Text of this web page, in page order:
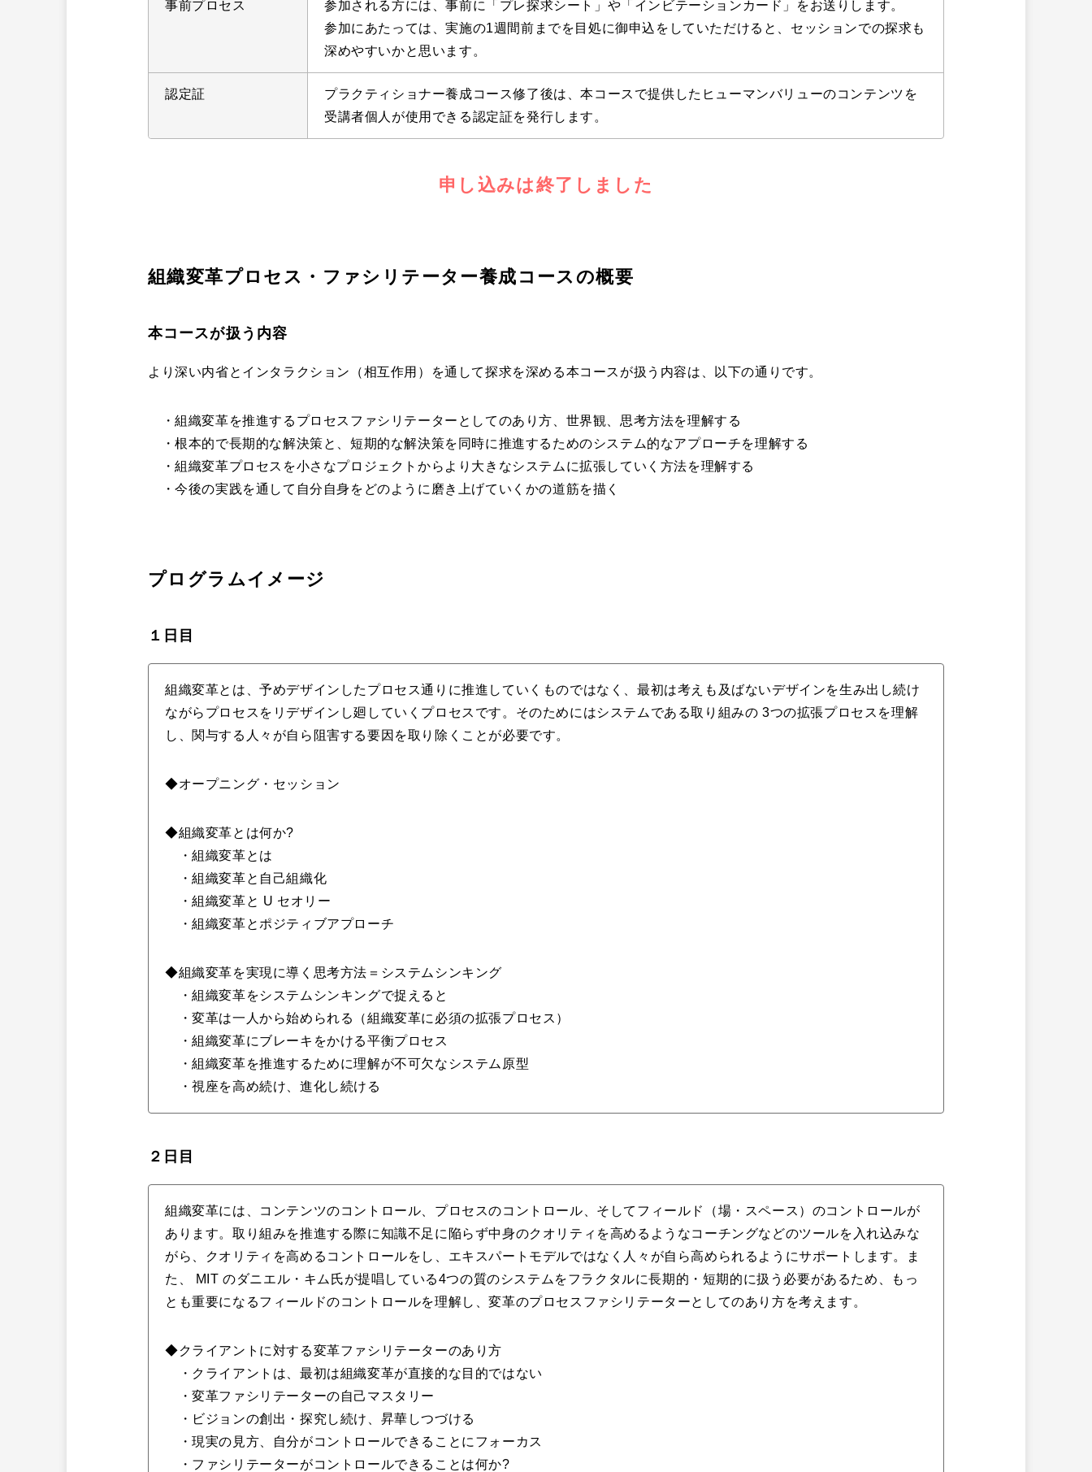
事前プロセス
参加される方には、事前に「プレ探求シート」や「インビテーションカード」をお送りします。
参加にあたっては、実施の1週間前までを目処に御申込をしていただけると、セッションでの探求も
深めやすいかと思います。
認定証
プラクティショナー養成コース修了後は、本コースで提供したヒューマンバリューのコンテンツを
受講者個人が使用できる認定証を発行します。
申し込みは終了しました
組織変革プロセス・ファシリテーター養成コースの概要
本コースが扱う内容
より深い内省とインタラクション（相互作用）を通して探求を深める本コースが扱う内容は、以下の通りです。
・組織変革を推進するプロセスファシリテーターとしてのあり方、世界観、思考方法を理解する
・根本的で長期的な解決策と、短期的な解決策を同時に推進するためのシステム的なアプローチを理解する
・組織変革プロセスを小さなプロジェクトからより大きなシステムに拡張していく方法を理解する
・今後の実践を通して自分自身をどのように磨き上げていくかの道筋を描く
プログラムイメージ
１日目
組織変革とは、予めデザインしたプロセス通りに推進していくものではなく、最初は考えも及ばないデザインを生み出し続け
ながらプロセスをリデザインし廻していくプロセスです。そのためにはシステムである取り組みの 3つの拡張プロセスを理解
し、関与する人々が自ら阻害する要因を取り除くことが必要です。
◆オープニング・セッション
◆組織変革とは何か?
・組織変革とは
・組織変革と自己組織化
・組織変革と U セオリー
・組織変革とポジティブアプローチ
◆組織変革を実現に導く思考方法＝システムシンキング
・組織変革をシステムシンキングで捉えると
・変革は一人から始められる（組織変革に必須の拡張プロセス）
・組織変革にブレーキをかける平衡プロセス
・組織変革を推進するために理解が不可欠なシステム原型
・視座を高め続け、進化し続ける
２日目
組織変革には、コンテンツのコントロール、プロセスのコントロール、そしてフィールド（場・スペース）のコントロールが
あります。取り組みを推進する際に知識不足に陥らず中身のクオリティを高めるようなコーチングなどのツールを入れ込みな
がら、クオリティを高めるコントロールをし、エキスパートモデルではなく人々が自ら高められるようにサポートします。ま
た、 MIT のダニエル・キム氏が提唱している4つの質のシステムをフラクタルに長期的・短期的に扱う必要があるため、もっ
とも重要になるフィールドのコントロールを理解し、変革のプロセスファシリテーターとしてのあり方を考えます。
◆クライアントに対する変革ファシリテーターのあり方
・クライアントは、最初は組織変革が直接的な目的ではない
・変革ファシリテーターの自己マスタリー
・ビジョンの創出・探究し続け、昇華しつづける
・現実の見方、自分がコントロールできることにフォーカス
・ファシリテーターがコントロールできることは何か?